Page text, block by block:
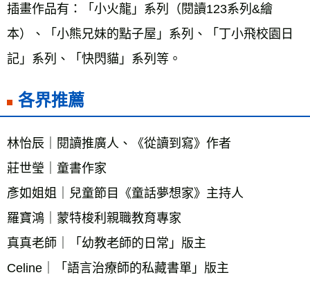
插畫作品有：「小火龍」系列（閱讀123系列&繪
本）、「小熊兄妹的點子屋」系列、「丁小飛校園日
記」系列、「快閃貓」系列等。
各界推薦
林怡辰｜閱讀推廣人、《從讀到寫》作者
莊世瑩｜童書作家
彥如姐姐｜兒童節目《童話夢想家》主持人
羅寶鴻｜蒙特梭利親職教育專家
真真老師｜「幼教老師的日常」版主
Celine｜「語言治療師的私藏書單」版主